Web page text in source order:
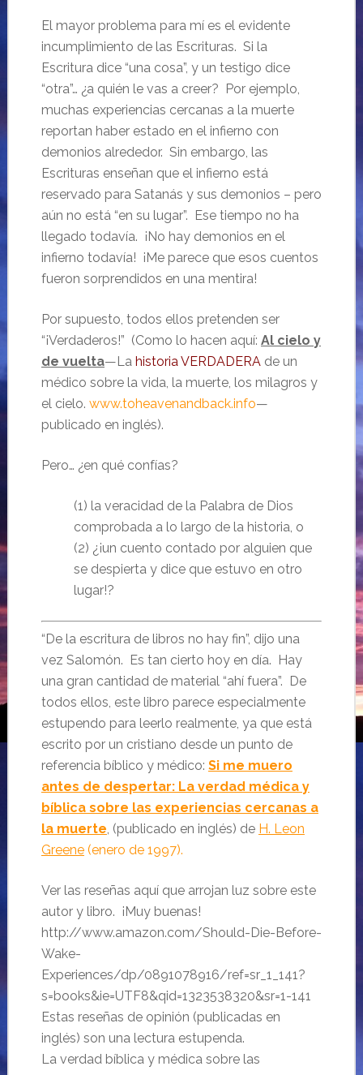
El mayor problema para mí es el evidente
incumplimiento de las Escrituras. Si la
Escritura dice “una cosa”, y un testigo dice
“otra”… ¿a quién le vas a creer? Por ejemplo,
muchas experiencias cercanas a la muerte
reportan haber estado en el infierno con
demonios alrededor. Sin embargo, las
Escrituras enseñan que el infierno está
reservado para Satanás y sus demonios – pero
aún no está “en su lugar”. Ese tiempo no ha
llegado todavía. ¡No hay demonios en el
infierno todavía! ¡Me parece que esos cuentos
fueron sorprendidos en una mentira!
Por supuesto, todos ellos pretenden ser
“¡Verdaderos!” (Como lo hacen aquí: Al cielo y
de vuelta—Lahistoria VERDADERAde un
médico sobre la vida, la muerte, los milagros y
el cielo. www.toheavenandback.info—
publicado en inglés).
Pero… ¿en qué confías?
(1) la veracidad de la Palabra de Dios
comprobada a lo largo de la historia, o
(2) ¿¡un cuento contado por alguien que
se despierta y dice que estuvo en otro
lugar!?
“De la escritura de libros no hay fin”, dijo una
vez Salomón. Es tan cierto hoy en día. Hay
una gran cantidad de material “ahí fuera”. De
todos ellos, este libro parece especialmente
estupendo para leerlo realmente, ya que está
escrito por un cristiano desde un punto de
referencia bíblico y médico: Si me muero
antes de despertar: La verdad médica y
bíblica sobre las experiencias cercanas a
la muerte, (publicado en inglés) de H. Leon
Greene(enero de 1997).
Ver las reseñas aquí que arrojan luz sobre este
autor y libro. ¡Muy buenas!
http://www.amazon.com/Should-Die-Before-
Wake-
Experiences/dp/0891078916/ref=sr_1_141?
s=books&ie=UTF8&qid=1323538320&sr=1-141
Estas reseñas de opinión (publicadas en
inglés) son una lectura estupenda.
La verdad bíblica y médica sobre las